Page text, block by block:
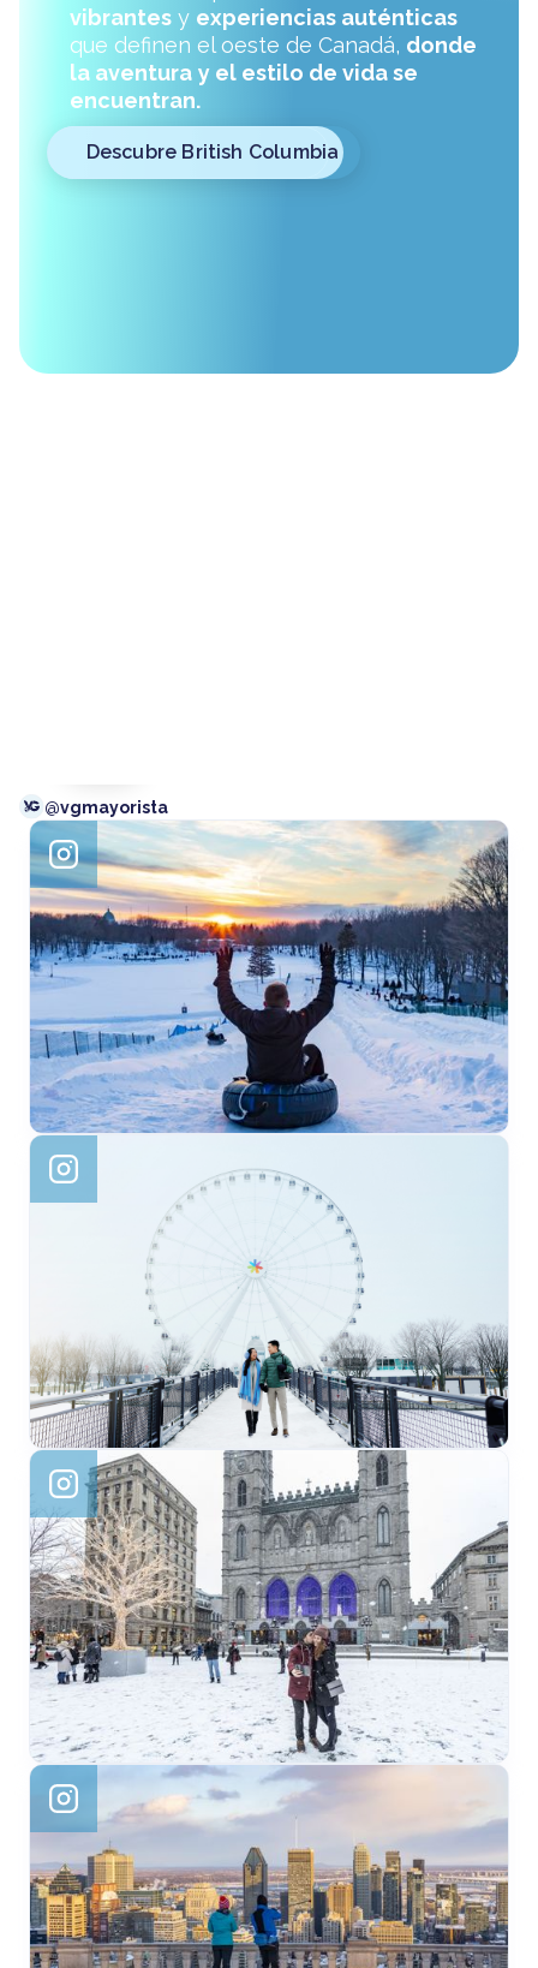
vibrantesy experiencias auténticas
que definen el oeste de Canadá, donde
la aventura y el estilo de vida se
encuentran.
Descubre British Columbia
@vgmayorista